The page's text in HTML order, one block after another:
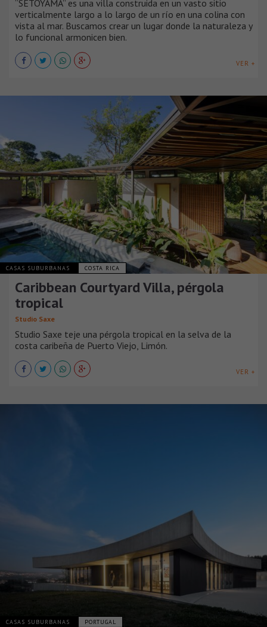
“SETOYAMA” es una villa construida en un vasto sitio
verticalmente largo a lo largo de un río en una colina con
vista al mar. Buscamos crear un lugar donde la naturaleza y
lo funcional armonicen bien.
VER +
CASAS SUBURBANAS COSTA RICA
Caribbean Courtyard Villa, pérgola
tropical
Studio Saxe
Studio Saxe teje una pérgola tropical en la selva de la
costa caribeña de Puerto Viejo, Limón.
VER +
CASAS SUBURBANAS PORTUGAL